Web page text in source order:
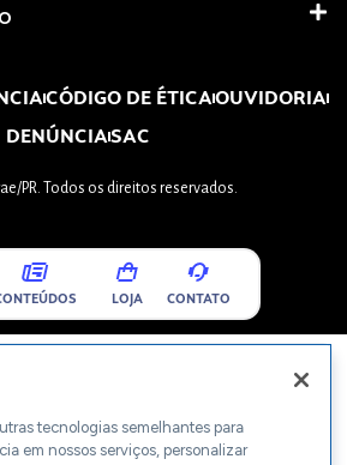
CÓDIGO DE ÉTICAOUVIDORIA
DENÚNCIASAC
PR. Todos os direitos reservados.
LOJA CONTATO
tecnologias semelhantes para
em nossos serviços, personalizar